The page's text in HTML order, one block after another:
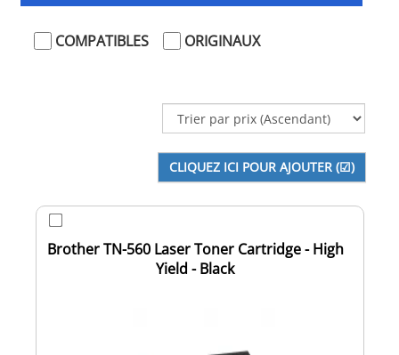
COMPATIBLES ORIGINAUX
Brother TN-560 Laser Toner Cartridge - High
Yield - Black